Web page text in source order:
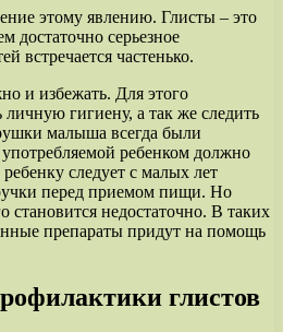
этому явлению. Глисты – это
достаточно серьезное
встречается частенько.
и избежать. Для этого
гигиену, а так же следить
малыша всегда были
ребенком должно
следует с малых лет
перед приемом пищи. Но
становится недостаточно. В таких
препараты придут на помощь
глистов